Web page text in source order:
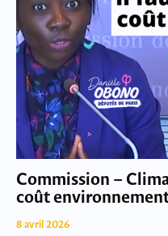
Commission –
coût
8 avril 2026